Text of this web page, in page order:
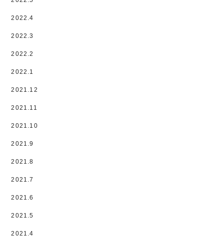
2022.4
2022.3
2022.2
2022.1
2021.12
2021.11
2021.10
2021.9
2021.8
2021.7
2021.6
2021.5
2021.4